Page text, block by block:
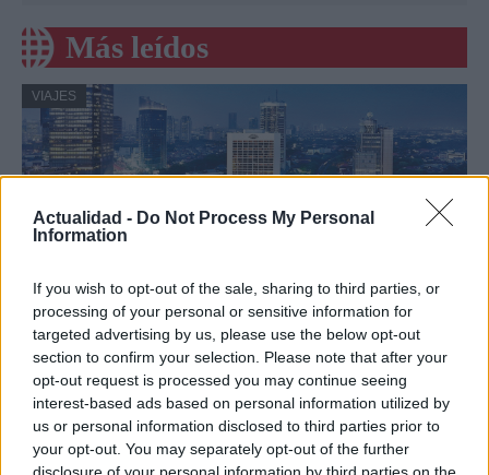
Actualidad - Do Not Process My Personal
Information
If you wish to opt-out of the sale, sharing to third parties, or
processing of your personal or sensitive information for
targeted advertising by us, please use the below opt-out
section to confirm your selection. Please note that after your
opt-out request is processed you may continue seeing
interest-based ads based on personal information utilized by
us or personal information disclosed to third parties prior to
your opt-out. You may separately opt-out of the further
disclosure of your personal information by third parties on the
Más leídos
VIAJES
Indonesia trasladará su capital a una
nueva ciudad en la Isla de Borneo
La nueva capital de Indonesia se llamará Nusantara,…